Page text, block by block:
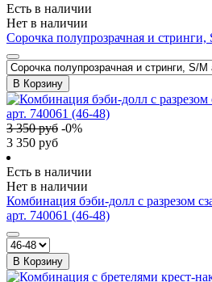
Есть в наличии
Нет в наличии
Сорочка полупрозрачная и
В Корзину
3 350руб -0%
3 350 руб
Есть в наличии
Нет в наличии
Комбинация бэби-долл c разрезом
арт. 740061 (46-48)
В Корзину